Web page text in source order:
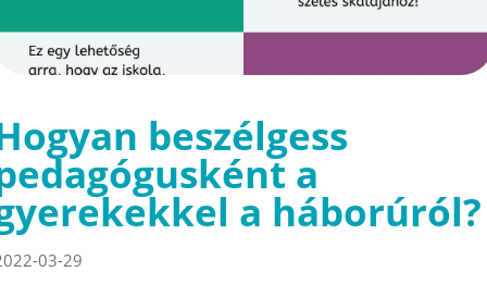
beszélgess
a
a háborúról?
03-29